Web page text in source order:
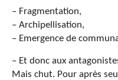
– Fragmentation,
– Archipellisation,
– Emergence de
– Et donc aux
Mais chut. Pour après